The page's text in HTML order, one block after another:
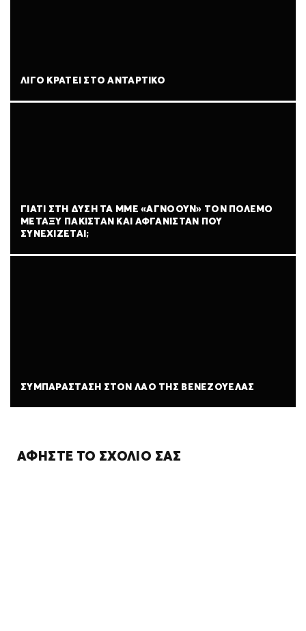
ΛΊΓΟ ΚΡΆΤΕΙ ΣΤΟ ΑΝΤΆΡΤΙΚΟ
ΓΙΑΤΊ ΣΤΗ ΔΎΣΗ ΤΑ ΜΜΕ «ΑΓΝΟΟΎΝ» ΤΟΝ ΠΌΛΕΜΟ
ΜΕΤΑΞΎ ΠΑΚΙΣΤΆΝ ΚΑΙ ΑΦΓΑΝΙΣΤΆΝ ΠΟΥ
ΣΥΝΕΧΊΖΕΤΑΙ;
ΣΥΜΠΑΡΆΣΤΑΣΗ ΣΤΟΝ ΛΑΌ ΤΗΣ ΒΕΝΕΖΟΥΈΛΑΣ
ΑΦΉΣΤΕ ΤΟ ΣΧΌΛΙΌ ΣΑΣ